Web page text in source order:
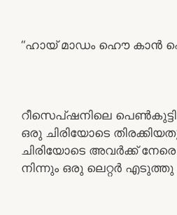
“ഹായ് മാഡം ഹൌ കാൻ
റീസെപ്ഷനിലെ
ഒരു ചിരിയോടെ
ചിരിയോടെ അവർക്ക്
നിന്നും ഒരു ലെറ്റർ